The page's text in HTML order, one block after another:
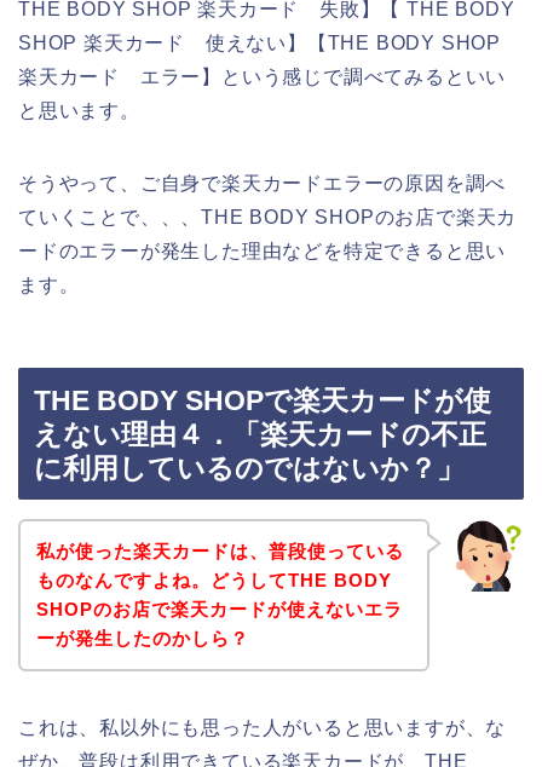
THE BODY SHOP 楽天カード 失敗】【 THE BODY
SHOP 楽天カード 使えない】【THE BODY SHOP
楽天カード エラー】という感じで調べてみるといい
と思います。
そうやって、ご自身で楽天カードエラーの原因を調べ
ていくことで、、、THE BODY SHOPのお店で楽天カ
ードのエラーが発生した理由などを特定できると思い
ます。
THE BODY SHOPで楽天カードが使
えない理由４．「楽天カードの不正
に利用しているのではないか？」
私が使った楽天カードは、普段使っている
ものなんですよね。どうしてTHE BODY
SHOPのお店で楽天カードが使えないエラ
ーが発生したのかしら？
これは、私以外にも思った人がいると思いますが、な
ぜか、普段は利用できている楽天カードが、THE